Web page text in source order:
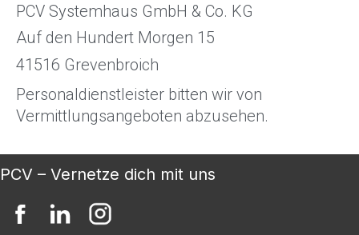
PCV Systemhaus GmbH & Co. KG
Auf den Hundert Morgen 15
41516 Grevenbroich
Personaldienstleister bitten wir von
Vermittlungsangeboten abzusehen.
PCV – Vernetze dich mit uns